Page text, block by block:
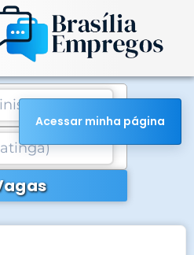
Acessar minha página